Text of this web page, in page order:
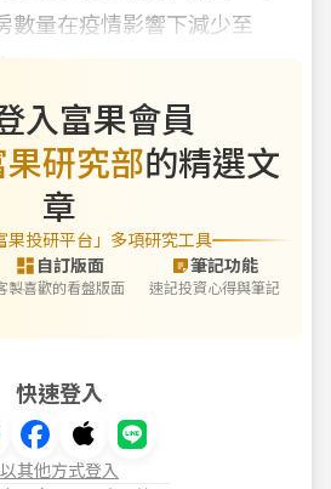
數量在疫情影響下減少至
入富果會員
果研究部的精選文
章
果投研平台」多項研究工具
自訂版面
製喜歡的看盤版面
筆記功能
速記投資心得與筆記
快速登入
以其他方式登入